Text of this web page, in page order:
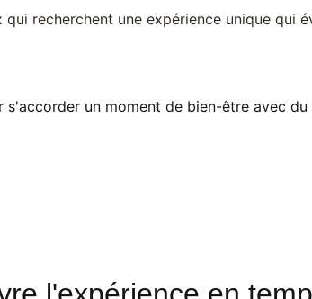
recherchent une expérience unique qui
un moment de bien-être avec